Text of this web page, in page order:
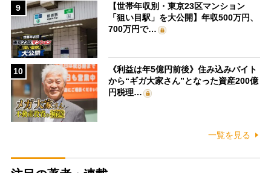
9
【世帯年収別・東京23区マンション
「狙い目駅」を大公開】年収500万円、
700万円で…
10
《利益は年5億円前後》住み込みバイト
から“ギガ大家さん”となった資産200億
円税理…
一覧を見る